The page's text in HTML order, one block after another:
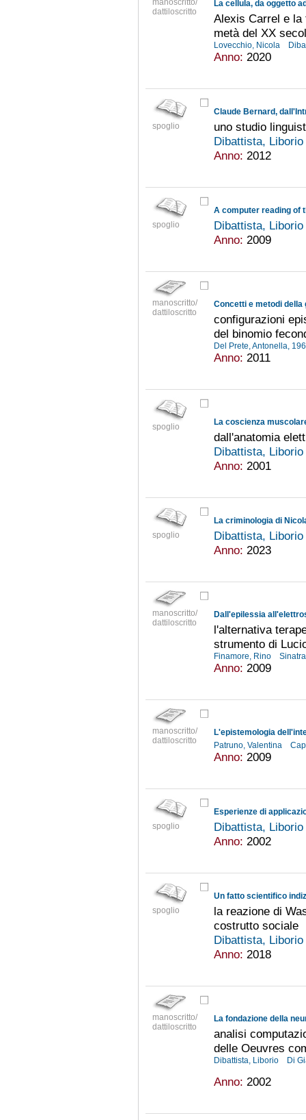
manoscritto/
dattiloscritto
La cellula, da oggetto
Alexis Carrel e
metà del XX
Lovecchio, Nicola
Anno: 2020
spoglio
Claude Bernard,
uno studio
Dibattista, Liborio
Anno: 2012
spoglio
A computer reading of
Dibattista, Liborio
Anno: 2009
manoscritto/
dattiloscritto
configurazioni
del binomio
Del Prete, Antonella,
Anno: 2011
spoglio
dall'anatomia
Dibattista, Liborio
Anno: 2001
spoglio
La criminologia di
Dibattista, Liborio
Anno: 2023
manoscritto/
dattiloscritto
Dall'epilessia
l'alternativa
strumento di
Finamore, Rino
Anno: 2009
manoscritto/
dattiloscritto
L'epistemologia
Patruno, Valentina
Anno: 2009
spoglio
Dibattista, Liborio
Anno: 2002
spoglio
Un fatto scientifico
la reazione di
costrutto sociale
Dibattista, Liborio
Anno: 2018
manoscritto/
dattiloscritto
La fondazione della
analisi
delle Oeuvres
Dibattista, Liborio Di
Anno: 2002